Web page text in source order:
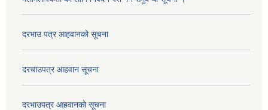
दरभाउ पत्र आहवानको सूचना
दरचाउपत्र आहवान सूचना
दरभाउपत्र आहवानको सूचना